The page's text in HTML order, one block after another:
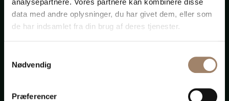
analysepartnere. Vores partnere kan kombinere disse
data med andre oplysninger, du har givet dem, eller som
de har indsamlet fra din brug af deres tjenester.
Nødvendig
Præferencer
Baggrund